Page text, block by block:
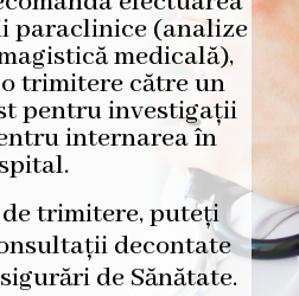
paraclinice (analize
medicală),
trimitere către un
pentru investigații
internarea în
spital.
trimitere, puteți
decontate
de Sănătate.